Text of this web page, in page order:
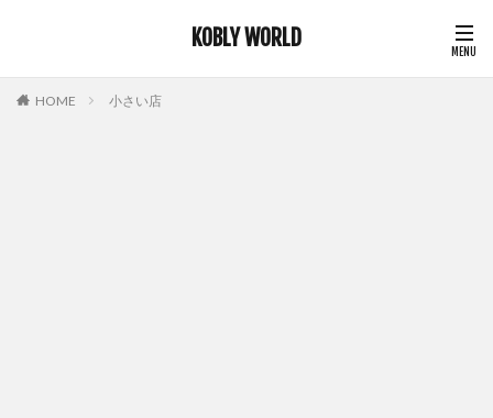
KOBLY WORLD
HOME 小さい店